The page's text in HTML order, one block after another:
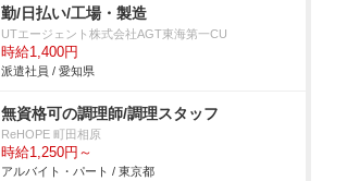
勤/日払い/工場・製造
UTエージェント株式会社AGT東海第一CU
時給1,400円
派遣社員 / 愛知県
無資格可の調理師/調理スタッフ
ReHOPE 町田相原
時給1,250円～
アルバイト・パート / 東京都